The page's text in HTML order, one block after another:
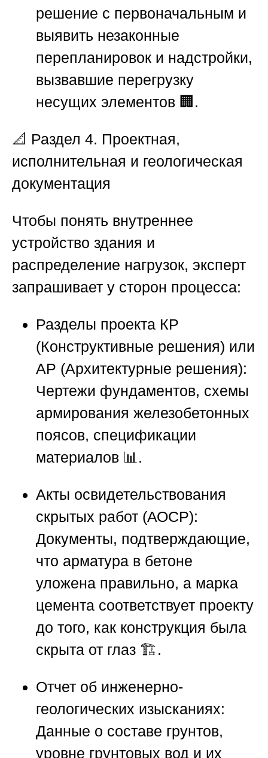
решение с первоначальным и
выявить незаконные
перепланировок и надстройки,
вызвавшие перегрузку
несущих элементов 🏢.
📐 Раздел 4. Проектная,
исполнительная и геологическая
документация
Чтобы понять внутреннее
устройство здания и
распределение нагрузок, эксперт
запрашивает у сторон процесса:
Разделы проекта КР
(Конструктивные решения) или
АР (Архитектурные решения):
Чертежи фундаментов, схемы
армирования железобетонных
поясов, спецификации
материалов 📊.
Акты освидетельствования
скрытых работ (АОСР):
Документы, подтверждающие,
что арматура в бетоне
уложена правильно, а марка
цемента соответствует проекту
до того, как конструкция была
скрыта от глаз 🏗️.
Отчет об инженерно-
геологических изысканиях:
Данные о составе грунтов,
уровне грунтовых вод и их